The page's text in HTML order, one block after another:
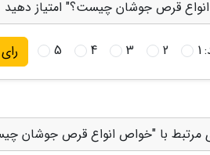
قرص جوشان چیست؟" امتیاز دهید
1
2
3
4
5 رای
مرتبط با "خواص انواع قرص جوشان